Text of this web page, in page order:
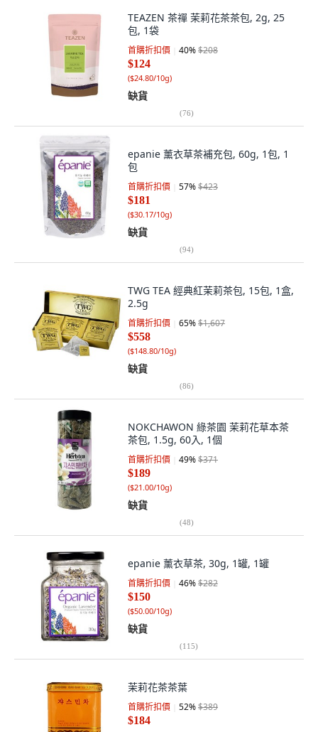
TEAZEN 茶禪 茉莉花茶茶包, 2g, 25
包, 1袋
首購折扣價 40%$208
$124
($24.80/10g)
缺貨
(76)
epanie 薰衣草茶補充包, 60g, 1包, 1
包
首購折扣價 57%$423
$181
($30.17/10g)
缺貨
(94)
TWG TEA 經典紅茉莉茶包, 15包, 1盒,
2.5g
首購折扣價 65%$1,607
$558
($148.80/10g)
缺貨
(86)
NOKCHAWON 綠茶園 茉莉花草本茶
茶包, 1.5g, 60入, 1個
首購折扣價 49%$371
$189
($21.00/10g)
缺貨
(48)
epanie 薰衣草茶, 30g, 1罐, 1罐
首購折扣價 46%$282
$150
($50.00/10g)
缺貨
(115)
茉莉花茶茶葉
首購折扣價 52%$389
$184